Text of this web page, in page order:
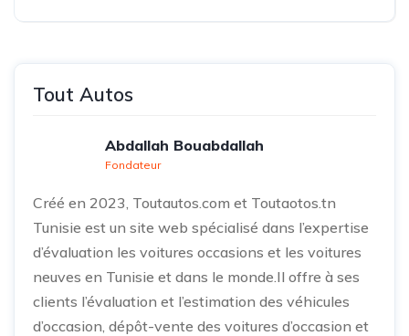
Tout Autos
Abdallah Bouabdallah
Fondateur
Créé en 2023, Toutautos.com et Toutaotos.tn
Tunisie est un site web spécialisé dans l’expertise
d’évaluation les voitures occasions et les voitures
neuves en Tunisie et dans le monde.Il offre à ses
clients l’évaluation et l’estimation des véhicules
d’occasion, dépôt-vente des voitures d’occasion et